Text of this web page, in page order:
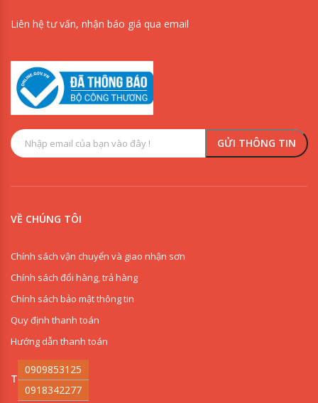
Liên hệ tư vấn, nhận báo giá qua email
VỀ CHÚNG TÔI
Chính sách vận chuyển và giao nhận sơn
Chính sách đổi hàng, trả hàng
Chính sách bảo mật thông tin
Quy định thanh toán
Hướng dẫn thanh toán
THI CÔNG SƠN
0909853125
0918342277